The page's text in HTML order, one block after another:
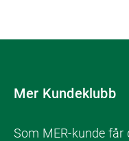
Mer Kundeklubb
Som MER-kunde får